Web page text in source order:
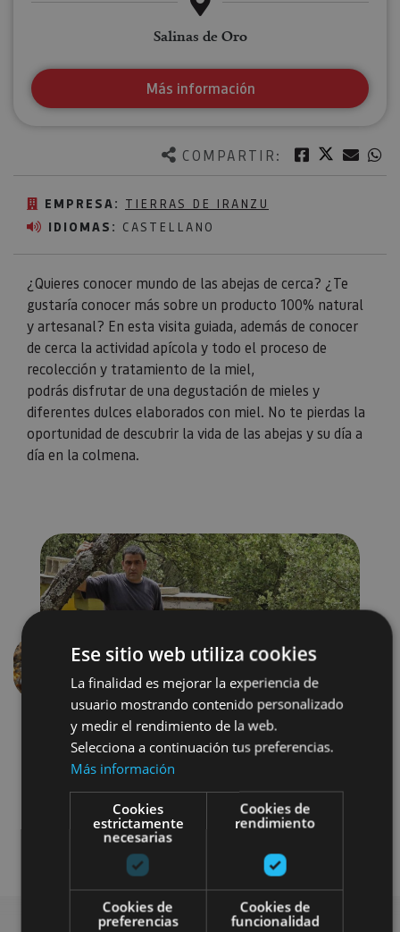
COMPARTIR: Facebook
Twitter
EMPRESA: TIERRAS DE IRANZU
IDIOMAS: CASTELLANO
¿Quieres conocer mundo de las abejas de cerca? ¿Te
gustaría conocer más sobre un producto 100% natural
y artesanal? En esta visita guiada, además de conocer
de cerca la actividad apícola y todo el proceso de
recolección y tratamiento de la miel,
podrás disfrutar de una degustación de mieles y
diferentes dulces elaborados con miel. No te pierdas la
oportunidad de descubrir la vida de las abejas y su día a
día en la colmena.
Salinas de Oro
Más información
Anterior
Gastronomía
Ese sitio web utiliza cookies
La finalidad es mejorar la experiencia de
usuario mostrando contenido personalizado
y medir el rendimiento de la web.
Selecciona a continuación tus preferencias.
Más información
Cookies
estrictamente
necesarias
Cookies de
rendimiento
Cookies de
preferencias
Cookies de
funcionalidad